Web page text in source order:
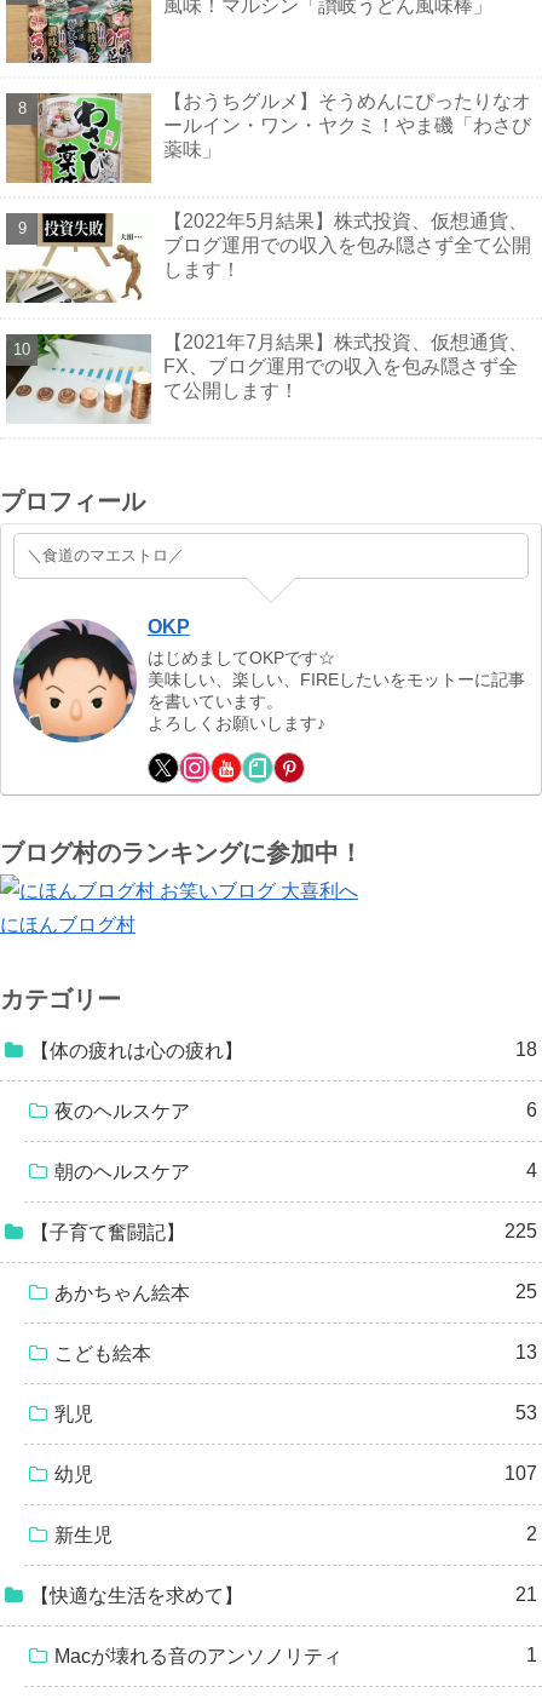
風味！マルシン「讃岐うどん風味棒」
【おうちグルメ】そうめんにぴったりなオ
ールイン・ワン・ヤクミ！やま磯「わさび
薬味」
【2022年5月結果】株式投資、仮想通貨、
ブログ運用での収入を包み隠さず全て公開
します！
【2021年7月結果】株式投資、仮想通貨、
FX、ブログ運用での収入を包み隠さず全
て公開します！
プロフィール
＼食道のマエストロ／
OKP
はじめましてOKPです☆
美味しい、楽しい、FIREしたいをモットーに記事
を書いています。
よろしくお願いします♪
ブログ村のランキングに参加中！
にほんブログ村
カテゴリー
【体の疲れは心の疲れ】 18
夜のヘルスケア 6
朝のヘルスケア 4
【子育て奮闘記】 225
あかちゃん絵本 25
こども絵本 13
乳児 53
幼児 107
新生児 2
【快適な生活を求めて】 21
Macが壊れる音のアンソノリティ 1